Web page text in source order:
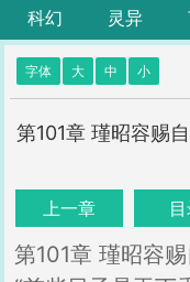
科幻
灵异
字体 大 中 小
第101章 瑾昭容赐
上一章
第101章 瑾昭容赐